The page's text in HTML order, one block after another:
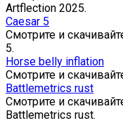
Artflection 2025.
Caesar 5
Смотрите и
5.
Horse belly inflation
Смотрите и
Battlemetrics rust
Смотрите и
Battlemetrics rust.